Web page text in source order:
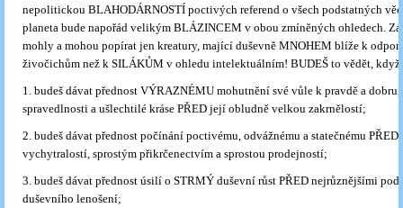
nepolitickou BLAHODÁRNOSTÍ poctivých referend o všech podstatných
planeta bude napořád velikým BLÁZINCEM v obou zmíněných ohledech.
mohly a mohou popírat jen kreatury, mající duševně MNOHEM blíže k
živočichům než k SILÁKŮM v ohledu intelektuálním! BUDEŠ to vědět, když:
1. budeš dávat přednost VÝRAZNÉMU mohutnění své vůle k pravdě a dobru,
spravedlnosti a ušlechtilé kráse PŘED její obludně velkou zakrnělostí;
2. budeš dávat přednost počínání poctivému, odvážnému a statečnému PŘED
vychytralostí, sprostým přikrčenectvím a sprostou prodejností;
3. budeš dávat přednost úsilí o STRMÝ duševní růst PŘED nejrůznějšími
duševního lenošení;